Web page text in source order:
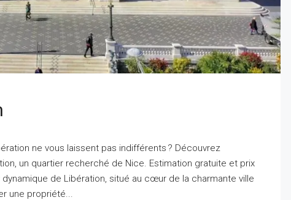
ne vous laissent pas indifférents ? Découvrez
un quartier recherché de Nice. Estimation gratuite et prix
de Libération, situé au cœur de la charmante ville
une propriété...